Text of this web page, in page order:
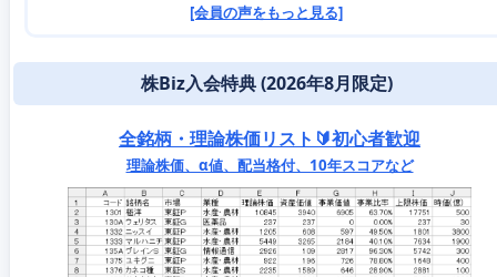
[会員の声をもっと見る]
株Biz入会特典 (2026年8月限定)
全銘柄・理論株価リスト🔰初心者歓迎
理論株価、α値、配当格付、10年スコアなど